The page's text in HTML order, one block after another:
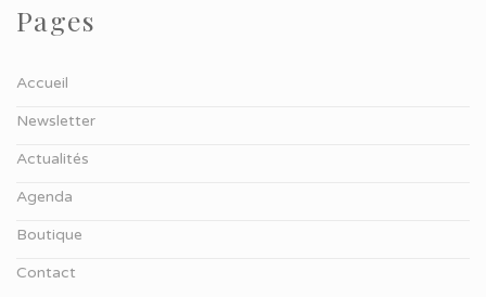
Pages
Accueil
Newsletter
Actualités
Agenda
Boutique
Contact